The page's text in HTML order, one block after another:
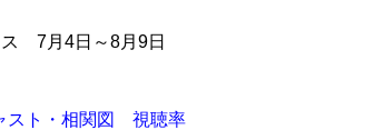
7月4日～8月9日
スト・相関図 視聴率